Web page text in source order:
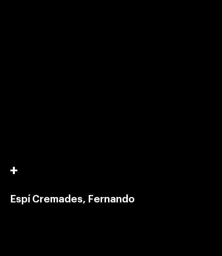
Espí Cremades, Fernando